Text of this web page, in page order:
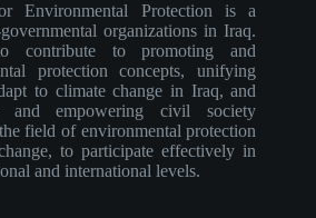
Environmental Protection is a
organizations in Iraq.
contribute to promoting and
protection concepts, unifying
to climate change in Iraq, and
and empowering civil society
field of environmental protection
to participate effectively in
and international levels.